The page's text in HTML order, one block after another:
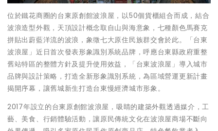
位於鐵花商圈的台東原創館波浪屋，以50個貨櫃組合而成，結合
波浪造型外觀，天頂設計概念取自山與海意象，七種顏色馬賽克
拼貼出蔚藍洋流的波浪，象徵七大原住民族群交會於此。「台東
波浪屋」近日首次發表形象識別系統品牌，呼應台東縣政府重整
舊站特區的整體方針及提升使用效益，「台東波浪屋」導入城市
品牌與設計策略，打造全新形象識別系統，為區域營運更新計畫
揭開序幕，讓舊城新生打造台東慢經濟城市形象。
2017年設立的台東原創館波浪屋，吸睛的建築外觀透過媒介，工
藝、美食、行銷體驗活動，讓原民傳統文化在波浪屋商場不斷向